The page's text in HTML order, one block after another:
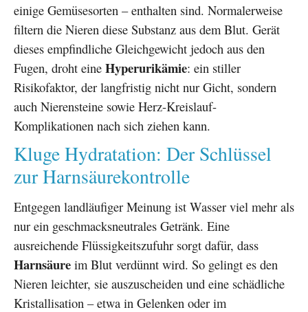
einige Gemüsesorten – enthalten sind. Normalerweise
filtern die Nieren diese Substanz aus dem Blut. Gerät
dieses empfindliche Gleichgewicht jedoch aus den
Fugen, droht eine Hyperurikämie: ein stiller
Risikofaktor, der langfristig nicht nur Gicht, sondern
auch Nierensteine sowie Herz-Kreislauf-
Komplikationen nach sich ziehen kann.
Kluge Hydratation: Der Schlüssel
zur Harnsäurekontrolle
Entgegen landläufiger Meinung ist Wasser viel mehr als
nur ein geschmacksneutrales Getränk. Eine
ausreichende Flüssigkeitszufuhr sorgt dafür, dass
Harnsäure im Blut verdünnt wird. So gelingt es den
Nieren leichter, sie auszuscheiden und eine schädliche
Kristallisation – etwa in Gelenken oder im